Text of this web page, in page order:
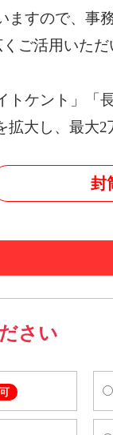
ますので、事
ご活用いた
トケント」「
拡大し、最大
封
さい